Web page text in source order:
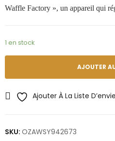
Waffle Factory », un appareil qui
1 en stock
AJOUTER
Ajouter À La Liste
SKU: OZAWSY942673